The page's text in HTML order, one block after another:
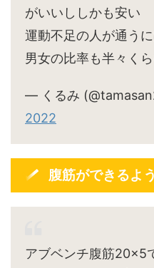
がいいししかも安い
運動不足の人が通う
男女の比率も半々く
— くるみ
2022
腹筋ができるよ
アブベンチ腹筋20×5